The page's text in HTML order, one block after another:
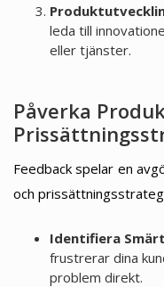
leda till
eller tjänster.
Påverka
Feedback spelar en
och
Identifiera
frustrerar dina
problem direkt.